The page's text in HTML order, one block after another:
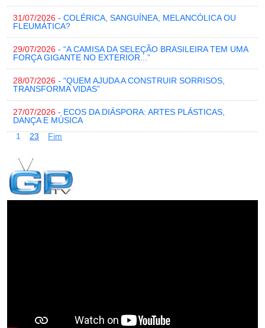
31/07/2026 - COLÉRICA, SANGUÍNEA, MELANCÓLICA OU
FLEUMÁTICA?
29/07/2026 - “A CAMISA DA SELEÇÃO BRASILEIRA TEM UMA
FORÇA GIGANTE NO EXTERIOR...”
28/07/2026 - “QUEM AJUDA A CONSTRUIR SORRISOS,
TRANSFORMA VIDAS”
27/07/2026 - ECOS DA DIÁSPORA: ARTES PLÁSTICAS,
DANÇA E MÚSICA
1
23 Fim